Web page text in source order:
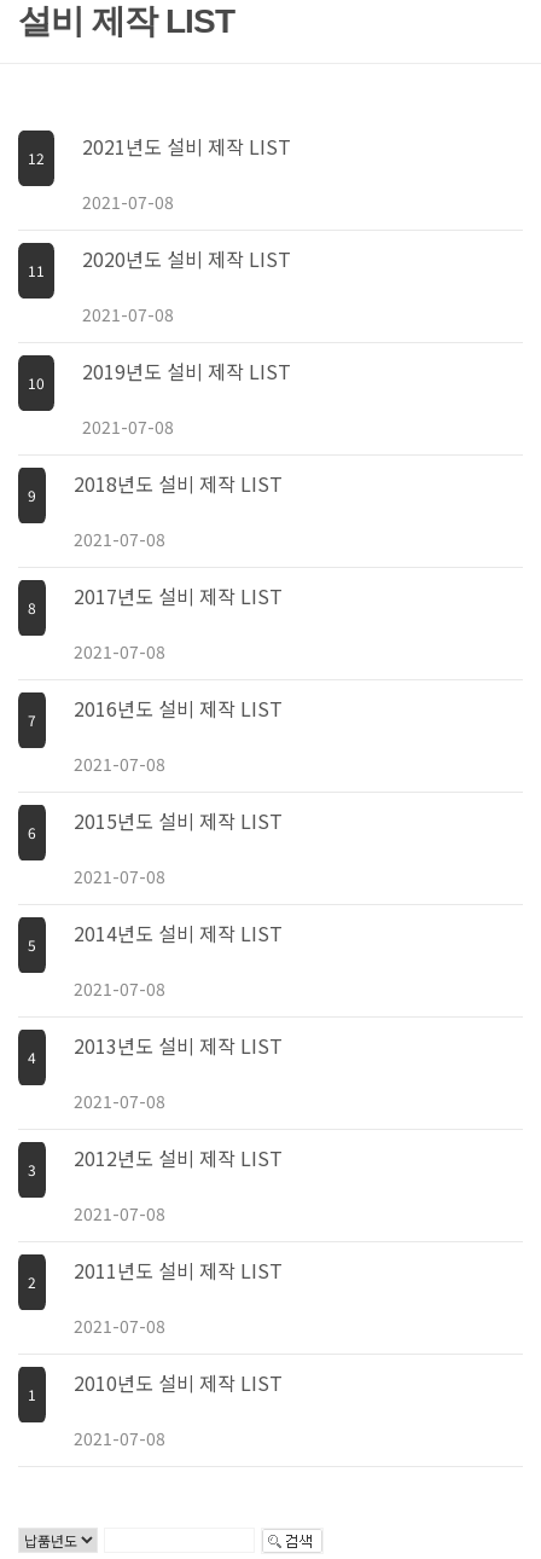
설비 제작 LIST
12 2021년도 설비 제작 LIST
2021-07-08
11 2020년도 설비 제작 LIST
2021-07-08
10 2019년도 설비 제작 LIST
2021-07-08
9 2018년도 설비 제작 LIST
2021-07-08
8 2017년도 설비 제작 LIST
2021-07-08
7 2016년도 설비 제작 LIST
2021-07-08
6 2015년도 설비 제작 LIST
2021-07-08
5 2014년도 설비 제작 LIST
2021-07-08
4 2013년도 설비 제작 LIST
2021-07-08
3 2012년도 설비 제작 LIST
2021-07-08
2 2011년도 설비 제작 LIST
2021-07-08
1 2010년도 설비 제작 LIST
2021-07-08